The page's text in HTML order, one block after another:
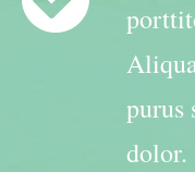
purus
dolor.